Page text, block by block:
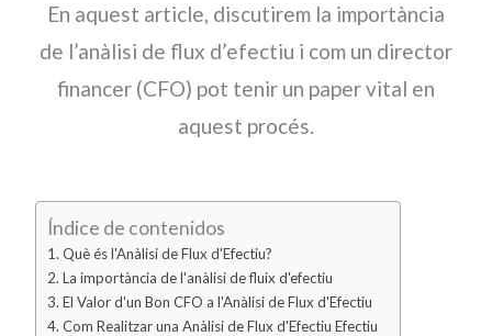
En aquest article, discutirem la importància
de l’anàlisi de flux d’efectiu i com un director
financer (CFO) pot tenir un paper vital en
aquest procés.
Índice de contenidos
Què és l'Anàlisi de Flux d'Efectiu?
La importància de l'anàlisi de fluix d'efectiu
El Valor d'un Bon CFO a l'Anàlisi de Flux d'Efectiu
Com Realitzar una Anàlisi de Flux d'Efectiu Efectiu